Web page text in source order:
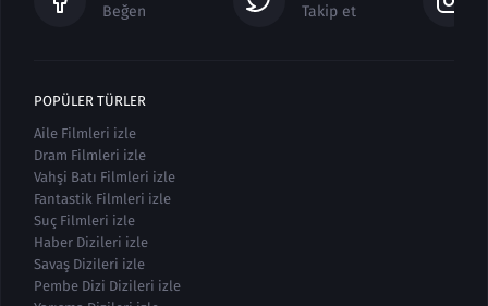
Beğen Takip et
POPÜLER TÜRLER
Aile Filmleri izle
Dram Filmleri izle
Vahşi Batı Filmleri izle
Fantastik Filmleri izle
Suç Filmleri izle
Haber Dizileri izle
Savaş Dizileri izle
Pembe Dizi Dizileri izle